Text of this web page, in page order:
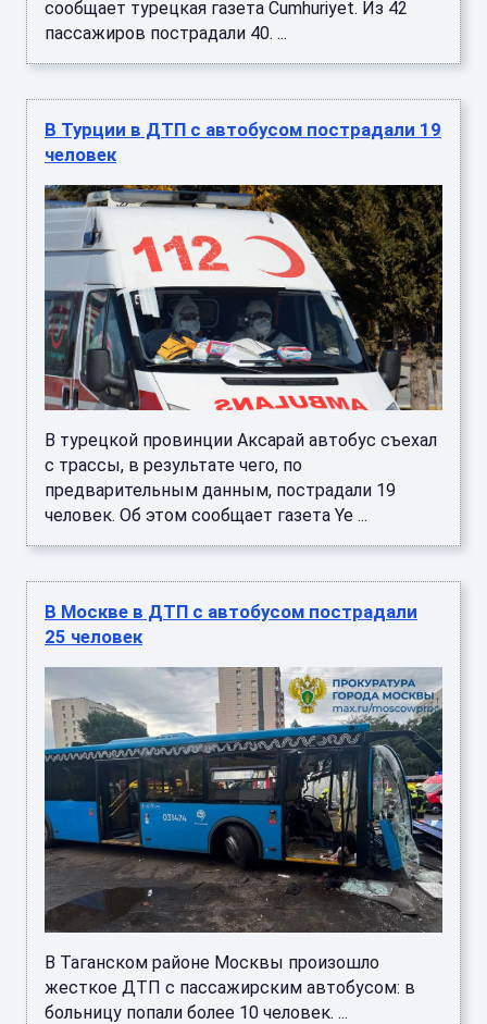
сообщает турецкая газета Cumhuriyet. Из 42
пассажиров пострадали 40. ...
В Турции в ДТП с автобусом пострадали 19
человек
В турецкой провинции Аксарай автобус съехал
с трассы, в результате чего, по
предварительным данным, пострадали 19
человек. Об этом сообщает газета Ye ...
В Москве в ДТП с автобусом пострадали
25 человек
В Таганском районе Москвы произошло
жесткое ДТП с пассажирским автобусом: в
больницу попали более 10 человек. ...